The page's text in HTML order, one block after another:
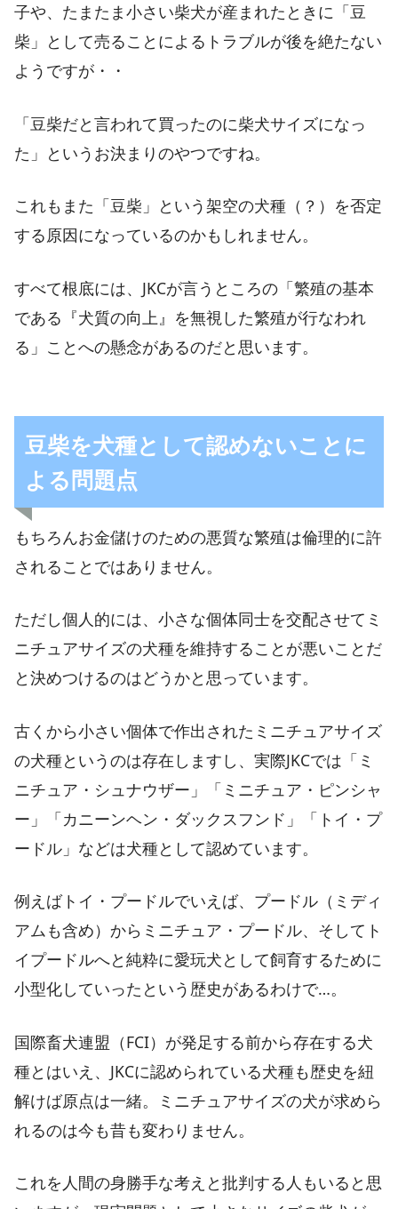
子や、たまたま小さい柴犬が産まれたときに「豆
柴」として売ることによるトラブルが後を絶たない
ようですが・・
「豆柴だと言われて買ったのに柴犬サイズになっ
た」というお決まりのやつですね。
これもまた「豆柴」という架空の犬種（？）を否定
する原因になっているのかもしれません。
すべて根底には、JKCが言うところの「繁殖の基本
である『犬質の向上』を無視した繁殖が行なわれ
る」ことへの懸念があるのだと思います。
豆柴を犬種として認めないことに
よる問題点
もちろんお金儲けのための悪質な繁殖は倫理的に許
されることではありません。
ただし個人的には、小さな個体同士を交配させてミ
ニチュアサイズの犬種を維持することが悪いことだ
と決めつけるのはどうかと思っています。
古くから小さい個体で作出されたミニチュアサイズ
の犬種というのは存在しますし、実際JKCでは「ミ
ニチュア・シュナウザー」「ミニチュア・ピンシャ
ー」「カニーンヘン・ダックスフンド」「トイ・プ
ードル」などは犬種として認めています。
例えばトイ・プードルでいえば、プードル（ミディ
アムも含め）からミニチュア・プードル、そしてト
イプードルへと純粋に愛玩犬として飼育するために
小型化していったという歴史があるわけで…。
国際畜犬連盟（FCI）が発足する前から存在する犬
種とはいえ、JKCに認められている犬種も歴史を紐
解けば原点は一緒。ミニチュアサイズの犬が求めら
れるのは今も昔も変わりません。
これを人間の身勝手な考えと批判する人もいると思